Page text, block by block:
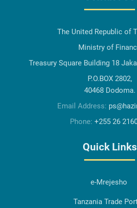
The United Republic of
Ministry of
Treasury Square Building 18
P.O.BOX 2802,
40468 Dodoma.
Email Address:
Phone: +255 26
Quick Links
e-Mrejesho
Tanzania Trade